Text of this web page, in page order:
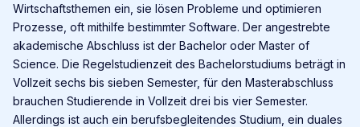
Wirtschaftsthemen ein, sie lösen Probleme und optimieren
Prozesse, oft mithilfe bestimmter Software. Der angestrebte
akademische Abschluss ist der Bachelor oder Master of
Science. Die Regelstudienzeit des Bachelorstudiums beträgt in
Vollzeit sechs bis sieben Semester, für den Masterabschluss
brauchen Studierende in Vollzeit drei bis vier Semester.
Allerdings ist auch ein berufsbegleitendes Studium, ein duales